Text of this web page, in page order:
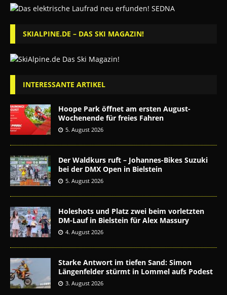
SKIALPINE.DE – DAS SKI MAGAZIN!
INTERESSANTE ARTIKEL
Hoope Park öffnet am ersten August-
Wochenende für freies Fahren
5. August 2026
Der Waldkurs ruft – Johannes-Bikes Suzuki
bei der DMX Open in Bielstein
5. August 2026
Holeshots und Platz zwei beim vorletzten
DM-Lauf in Bielstein für Alex Massury
4. August 2026
Starke Antwort im tiefen Sand: Simon
Längenfelder stürmt in Lommel aufs Podest
3. August 2026